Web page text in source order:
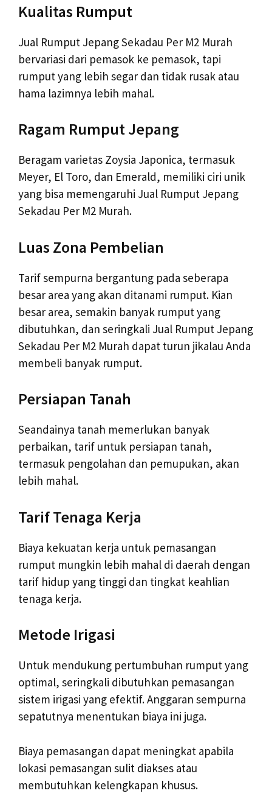
Kualitas Rumput
Jual Rumput Jepang Sekadau Per M2 Murah
bervariasi dari pemasok ke pemasok, tapi
rumput yang lebih segar dan tidak rusak atau
hama lazimnya lebih mahal.
Ragam Rumput Jepang
Beragam varietas Zoysia Japonica, termasuk
Meyer, El Toro, dan Emerald, memiliki ciri unik
yang bisa memengaruhi Jual Rumput Jepang
Sekadau Per M2 Murah.
Luas Zona Pembelian
Tarif sempurna bergantung pada seberapa
besar area yang akan ditanami rumput. Kian
besar area, semakin banyak rumput yang
dibutuhkan, dan seringkali Jual Rumput Jepang
Sekadau Per M2 Murah dapat turun jikalau Anda
membeli banyak rumput.
Persiapan Tanah
Seandainya tanah memerlukan banyak
perbaikan, tarif untuk persiapan tanah,
termasuk pengolahan dan pemupukan, akan
lebih mahal.
Tarif Tenaga Kerja
Biaya kekuatan kerja untuk pemasangan
rumput mungkin lebih mahal di daerah dengan
tarif hidup yang tinggi dan tingkat keahlian
tenaga kerja.
Metode Irigasi
Untuk mendukung pertumbuhan rumput yang
optimal, seringkali dibutuhkan pemasangan
sistem irigasi yang efektif. Anggaran sempurna
sepatutnya menentukan biaya ini juga.
Biaya pemasangan dapat meningkat apabila
lokasi pemasangan sulit diakses atau
membutuhkan kelengkapan khusus.